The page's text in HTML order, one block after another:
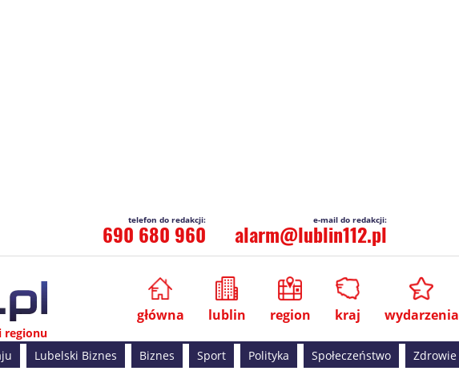
690 680 960 alarm@lublin112.pl
regionu
główna lublin region kraj wydarzenia
Lubelski Biznes Biznes Sport Polityka Społeczeństwo Zdrowie